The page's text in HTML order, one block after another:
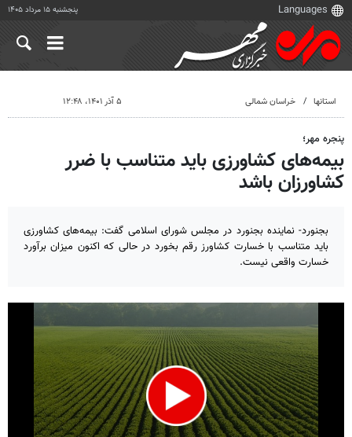
پنجشنبه ۱۵ مرداد ۱۴۰۵
استانها خراسان شمالی ۵ آذر ۱۴۰۱، ۱۲:۴۸
پنجره مهر؛
بیمه‌های کشاورزی باید متناسب با ضرر
کشاورزان باشد
بجنورد- نماینده بجنورد در مجلس شورای اسلامی گفت: بیمه‌های کشاورزی
باید متناسب با خسارت کشاورز رقم بخورد در حالی که اکنون میزان برآورد
خسارت واقعی نیست.